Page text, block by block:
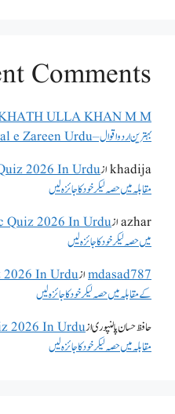
Comments
ULLA KHAN M M
بہترین اردو اقوال – Aqwal e Zareen Urdu
khadijaاز
مقابلہ میں حصہ لیکر خود کا جائزہ لیں
azharاز
میں حصہ لیکر خود کا جائزہ لیں
mdasad787از
کے مقابلہ میں حصہ لیکر خود کا جائزہ لیں
حافظ حسان پالنپوریاز
مقابلہ میں حصہ لیکر خود کا جائزہ لیں